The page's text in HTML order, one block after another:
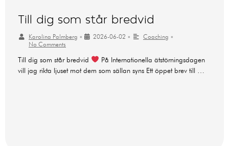
Till dig som står bredvid
Karolina Palmberg • 2026-06-02 • Coaching •
No Comments
Till dig som står bredvid
På Internationella ätstörningsdagen
vill jag rikta ljuset mot dem som sällan syns Ett öppet brev till …